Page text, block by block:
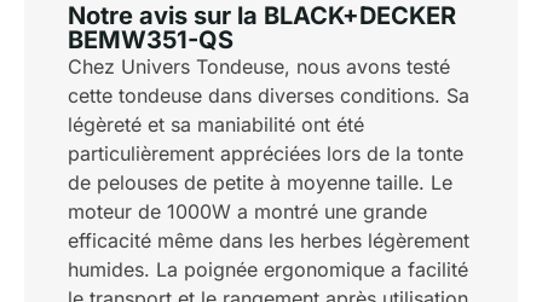
Notre avis sur la BLACK+DECKER
BEMW351-QS
Chez Univers Tondeuse, nous avons testé
cette tondeuse dans diverses conditions. Sa
légèreté et sa maniabilité ont été
particulièrement appréciées lors de la tonte
de pelouses de petite à moyenne taille. Le
moteur de 1000W a montré une grande
efficacité même dans les herbes légèrement
humides. La poignée ergonomique a facilité